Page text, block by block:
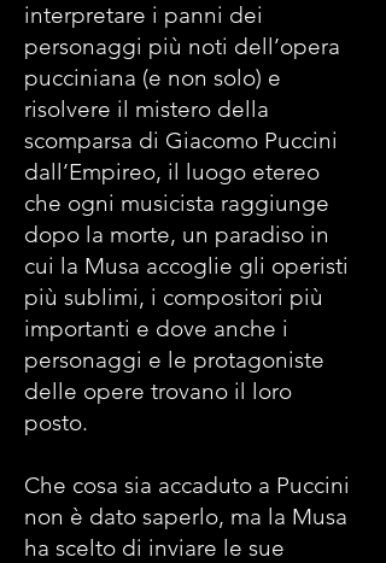
interpretare i panni dei
personaggi più noti dell’opera
pucciniana (e non solo) e
risolvere il mistero della
scomparsa di Giacomo Puccini
dall’Empireo, il luogo etereo
che ogni musicista raggiunge
dopo la morte, un paradiso in
cui la Musa accoglie gli operisti
più sublimi, i compositori più
importanti e dove anche i
personaggi e le protagoniste
delle opere trovano il loro
posto.
Che cosa sia accaduto a Puccini
non è dato saperlo, ma la Musa
ha scelto di inviare le sue